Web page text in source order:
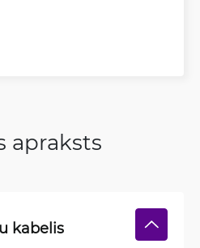
apraksts
kabelis